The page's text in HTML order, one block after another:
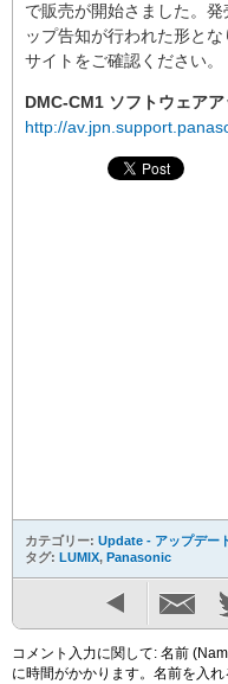
で販売が開始さました。
ップ告知が行われた形と
サイトをご確認ください。
DMC-CM1 ソフトウェア
http://
カテゴリー: Update - アップデー
タグ: LUMIX, Panasonic
コメント入力に関して: 名前
に時間がかかります。名前を入